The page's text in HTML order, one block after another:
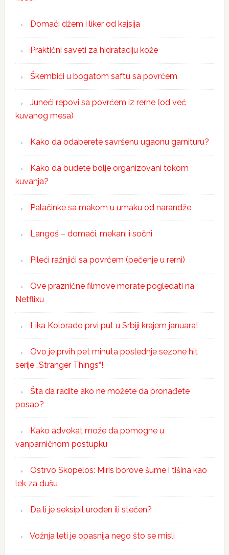
Domaći džem i liker od kajsija
Praktični saveti za hidrataciju kože
Škembići u bogatom saftu sa povrćem
Juneći repovi sa povrćem iz rerne (od već
kuvanog mesa)
Kako da odaberete savršenu ugaonu garnituru?
Kako da budete bolje organizovani tokom
kuvanja?
Palačinke sa makom u umaku od narandže
Langoš – domaći, mekani i sočni
Pileći ražnjići sa povrćem (pečenje u rerni)
Ove praznične filmove morate pogledati na
Netflixu
Lika Kolorado prvi put u Srbiji krajem januara!
Ovo je prvih pet minuta poslednje sezone hit
serije „Stranger Things“!
Šta da radite ako ne možete da pronađete
posao?
Kako advokat može da pomogne u
vanparničnom postupku
Ostrvo Skopelos: Miris borove šume i tišina kao
lek za dušu
Da li je seksipil urođen ili stečen?
Vožnja leti je opasnija nego što se misli